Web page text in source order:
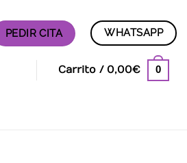
PEDIR CITA WHATSAPP
Carrito / 0,00€ 0